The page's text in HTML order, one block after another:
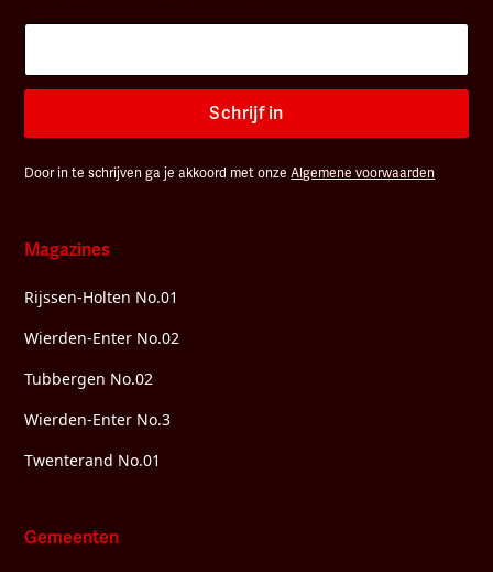
Schrijf in
Door in te schrijven ga je akkoord met onzeAlgemene voorwaarden
Magazines
Rijssen-Holten No.01
Wierden-Enter No.02
Tubbergen No.02
Wierden-Enter No.3
Twenterand No.01
Gemeenten